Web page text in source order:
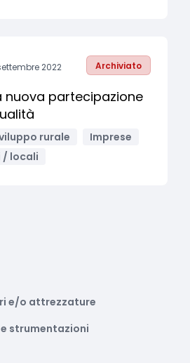
2022 Archiviato
nuova partecipazione
rurale
Imprese
/ locali
e/o attrezzature
strumentazioni